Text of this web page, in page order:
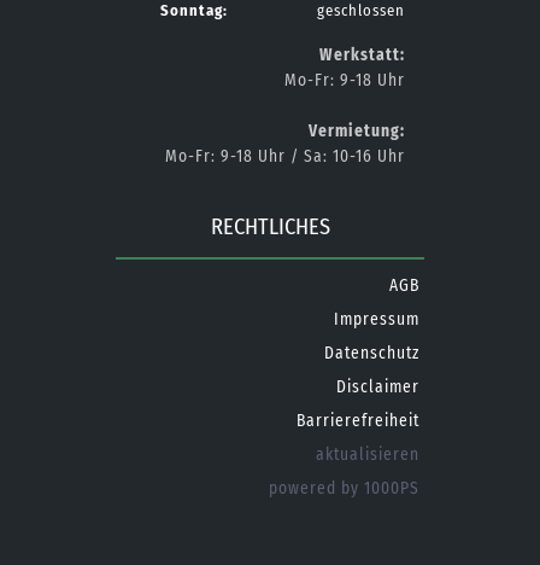
Sonntag:
geschlossen
Werkstatt:
Mo-Fr: 9-18 Uhr
Vermietung:
Mo-Fr: 9-18 Uhr / Sa: 10-16 Uhr
RECHTLICHES
AGB
Impressum
Datenschutz
Disclaimer
Barrierefreiheit
aktualisieren
powered by 1000PS